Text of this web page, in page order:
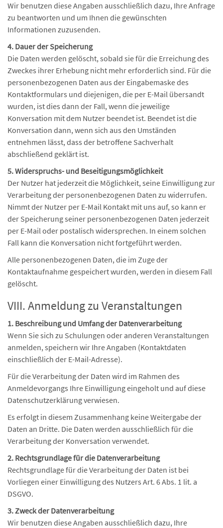
Wir benutzen diese Angaben ausschließlich dazu, Ihre Anfrage
zu beantworten und um Ihnen die gewünschten
Informationen zuzusenden.
4. Dauer der Speicherung
Die Daten werden gelöscht, sobald sie für die Erreichung des
Zweckes ihrer Erhebung nicht mehr erforderlich sind. Für die
personenbezogenen Daten aus der Eingabemaske des
Kontaktformulars und diejenigen, die per E-Mail übersandt
wurden, ist dies dann der Fall, wenn die jeweilige
Konversation mit dem Nutzer beendet ist. Beendet ist die
Konversation dann, wenn sich aus den Umständen
entnehmen lässt, dass der betroffene Sachverhalt
abschließend geklärt ist.
5. Widerspruchs- und Beseitigungsmöglichkeit
Der Nutzer hat jederzeit die Möglichkeit, seine Einwilligung zur
Verarbeitung der personenbezogenen Daten zu widerrufen.
Nimmt der Nutzer per E-Mail Kontakt mit uns auf, so kann er
der Speicherung seiner personenbezogenen Daten jederzeit
per E-Mail oder postalisch widersprechen. In einem solchen
Fall kann die Konversation nicht fortgeführt werden.
Alle personenbezogenen Daten, die im Zuge der
Kontaktaufnahme gespeichert wurden, werden in diesem Fall
gelöscht.
VIII. Anmeldung zu Veranstaltungen
1. Beschreibung und Umfang der Datenverarbeitung
Wenn Sie sich zu Schulungen oder anderen Veranstaltungen
anmelden, speichern wir Ihre Angaben (Kontaktdaten
einschließlich der E-Mail-Adresse).
Für die Verarbeitung der Daten wird im Rahmen des
Anmeldevorgangs Ihre Einwilligung eingeholt und auf diese
Datenschutzerklärung verwiesen.
Es erfolgt in diesem Zusammenhang keine Weitergabe der
Daten an Dritte. Die Daten werden ausschließlich für die
Verarbeitung der Konversation verwendet.
2. Rechtsgrundlage für die Datenverarbeitung
Rechtsgrundlage für die Verarbeitung der Daten ist bei
Vorliegen einer Einwilligung des Nutzers Art. 6 Abs. 1 lit. a
DSGVO.
3. Zweck der Datenverarbeitung
Wir benutzen diese Angaben ausschließlich dazu, Ihre